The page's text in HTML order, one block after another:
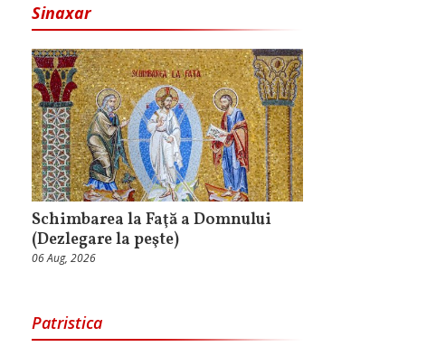
Sinaxar
Schimbarea la Faţă a Domnului
(Dezlegare la peşte)
06 Aug, 2026
Patristica